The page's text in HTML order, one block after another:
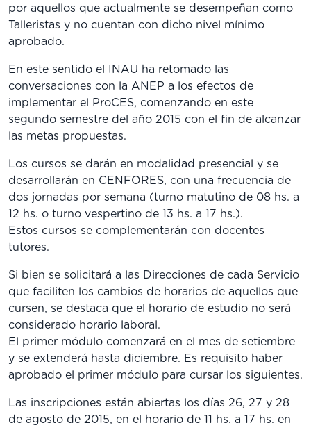
por aquellos que actualmente se desempeñan como
Talleristas y no cuentan con dicho nivel mínimo
aprobado.
En este sentido el INAU ha retomado las
conversaciones con la ANEP a los efectos de
implementar el ProCES, comenzando en este
segundo semestre del año 2015 con el fin de alcanzar
las metas propuestas.
Los cursos se darán en modalidad presencial y se
desarrollarán en CENFORES, con una frecuencia de
dos jornadas por semana (turno matutino de 08 hs. a
12 hs. o turno vespertino de 13 hs. a 17 hs.).
Estos cursos se complementarán con docentes
tutores.
Si bien se solicitará a las Direcciones de cada Servicio
que faciliten los cambios de horarios de aquellos que
cursen, se destaca que el horario de estudio no será
considerado horario laboral.
El primer módulo comenzará en el mes de setiembre
y se extenderá hasta diciembre. Es requisito haber
aprobado el primer módulo para cursar los siguientes.
Las inscripciones están abiertas los días 26, 27 y 28
de agosto de 2015, en el horario de 11 hs. a 17 hs. en